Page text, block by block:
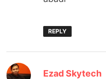
REPLY
Ezad Skytech